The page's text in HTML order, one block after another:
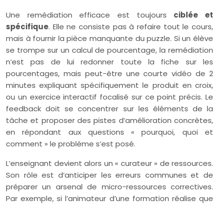
Une remédiation efficace est toujours ciblée et
spécifique. Elle ne consiste pas à refaire tout le cours,
mais à fournir la pièce manquante du puzzle. Si un élève
se trompe sur un calcul de pourcentage, la remédiation
n’est pas de lui redonner toute la fiche sur les
pourcentages, mais peut-être une courte vidéo de 2
minutes expliquant spécifiquement le produit en croix,
ou un exercice interactif focalisé sur ce point précis. Le
feedback doit se concentrer sur les éléments de la
tâche et proposer des pistes d’amélioration concrètes,
en répondant aux questions « pourquoi, quoi et
comment » le problème s’est posé.
L’enseignant devient alors un « curateur » de ressources.
Son rôle est d’anticiper les erreurs communes et de
préparer un arsenal de micro-ressources correctives.
Par exemple, si l’animateur d’une formation réalise que